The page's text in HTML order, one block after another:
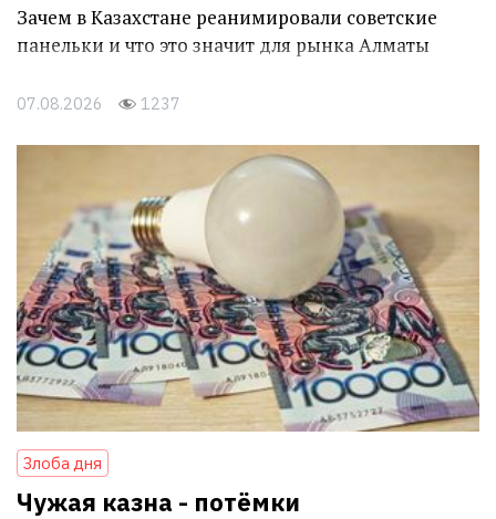
Зачем в Казахстане реанимировали советские
панельки и что это значит для рынка Алматы
07.08.2026 1237
Злоба дня
Чужая казна - потёмки